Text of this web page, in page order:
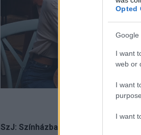
Opted
Google
I want
web or
I want
I want
SzJ: Színházban, vagy akár filmben